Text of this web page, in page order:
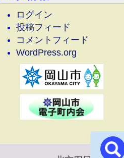
ログイン
投稿フィード
コメントフィード
WordPress.org